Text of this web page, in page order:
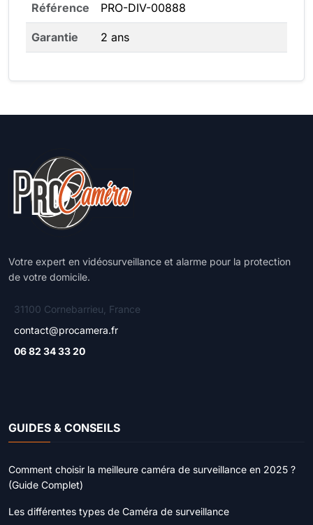
Référence PRO-DIV-00888
Garantie 2 ans
Votre expert en vidéosurveillance et alarme pour la protection
de votre domicile.
31100 Cornebarrieu, France
contact@procamera.fr
06 82 34 33 20
GUIDES & CONSEILS
Comment choisir la meilleure caméra de surveillance en 2025 ?
(Guide Complet)
Les différentes types de Caméra de surveillance